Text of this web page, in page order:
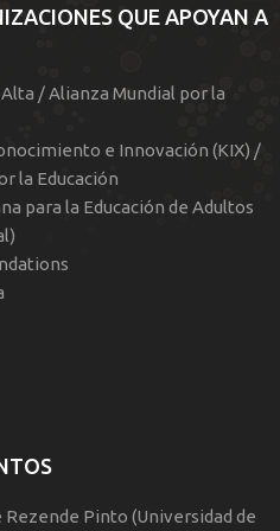
QUE APOYAN A
/ Alianza Mundial por la
e Innovación (KIX) /
la Educación
para la Educación de Adultos
Rezende Pinto (Universidad de